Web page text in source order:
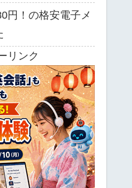
円！の格安電子メ
リンク